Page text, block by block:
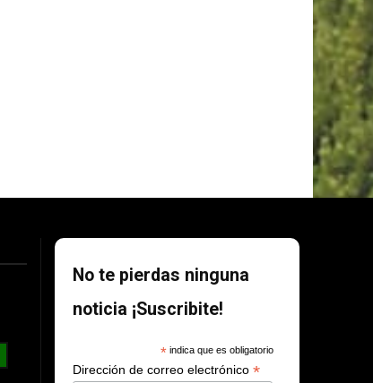
No te pierdas ninguna
noticia ¡Suscribite!
*indica que es obligatorio
Dirección de correo electrónico*